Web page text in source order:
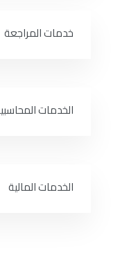
خدمات المراجعة
الخدمات
الخدمات المالية